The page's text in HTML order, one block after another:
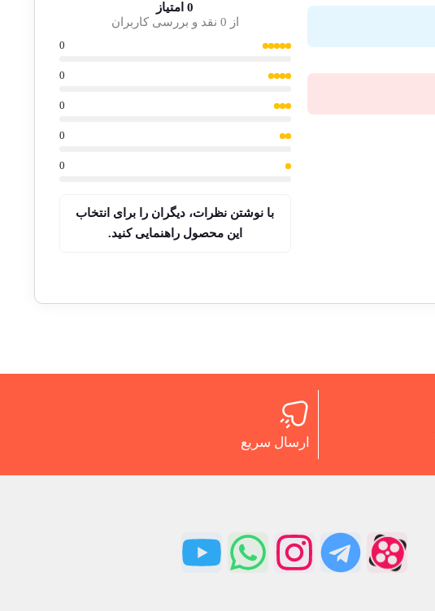
0 امتیاز
از 0 نقد و بررسی کاربران
0
0
0
0
0
با نوشتن نظرات، دیگران را برای انتخاب
این محصول راهنمایی کنید.
ارسال سریع